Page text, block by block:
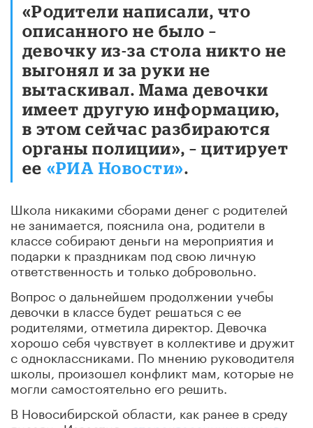
«Родители написали, что
описанного не было –
девочку из-за стола никто не
выгонял и за руки не
вытаскивал. Мама девочки
имеет другую информацию,
в этом сейчас разбираются
органы полиции», – цитирует
ее «РИА Новости».
Школа никакими сборами денег с родителей
не занимается, пояснила она, родители в
классе собирают деньги на мероприятия и
подарки к праздникам под свою личную
ответственность и только добровольно.
Вопрос о дальнейшем продолжении учебы
девочки в классе будет решаться с ее
родителями, отметила директор. Девочка
хорошо себя чувствует в коллективе и дружит
с одноклассниками. По мнению руководителя
школы, произошел конфликт мам, которые не
могли самостоятельно его решить.
В Новосибирской области, как ранее в среду